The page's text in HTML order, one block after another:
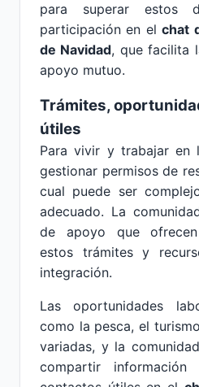
para superar estos
participación en elchat
de Navidad, que facilita
apoyo mutuo.
Trámites,
útiles
Para vivir y trabajar en
gestionar permisos de
cual puede ser
adecuado. La
de apoyo que
estos trámites y
integración.
Las oportunidades
como la pesca, el
variadas, y la
compartir